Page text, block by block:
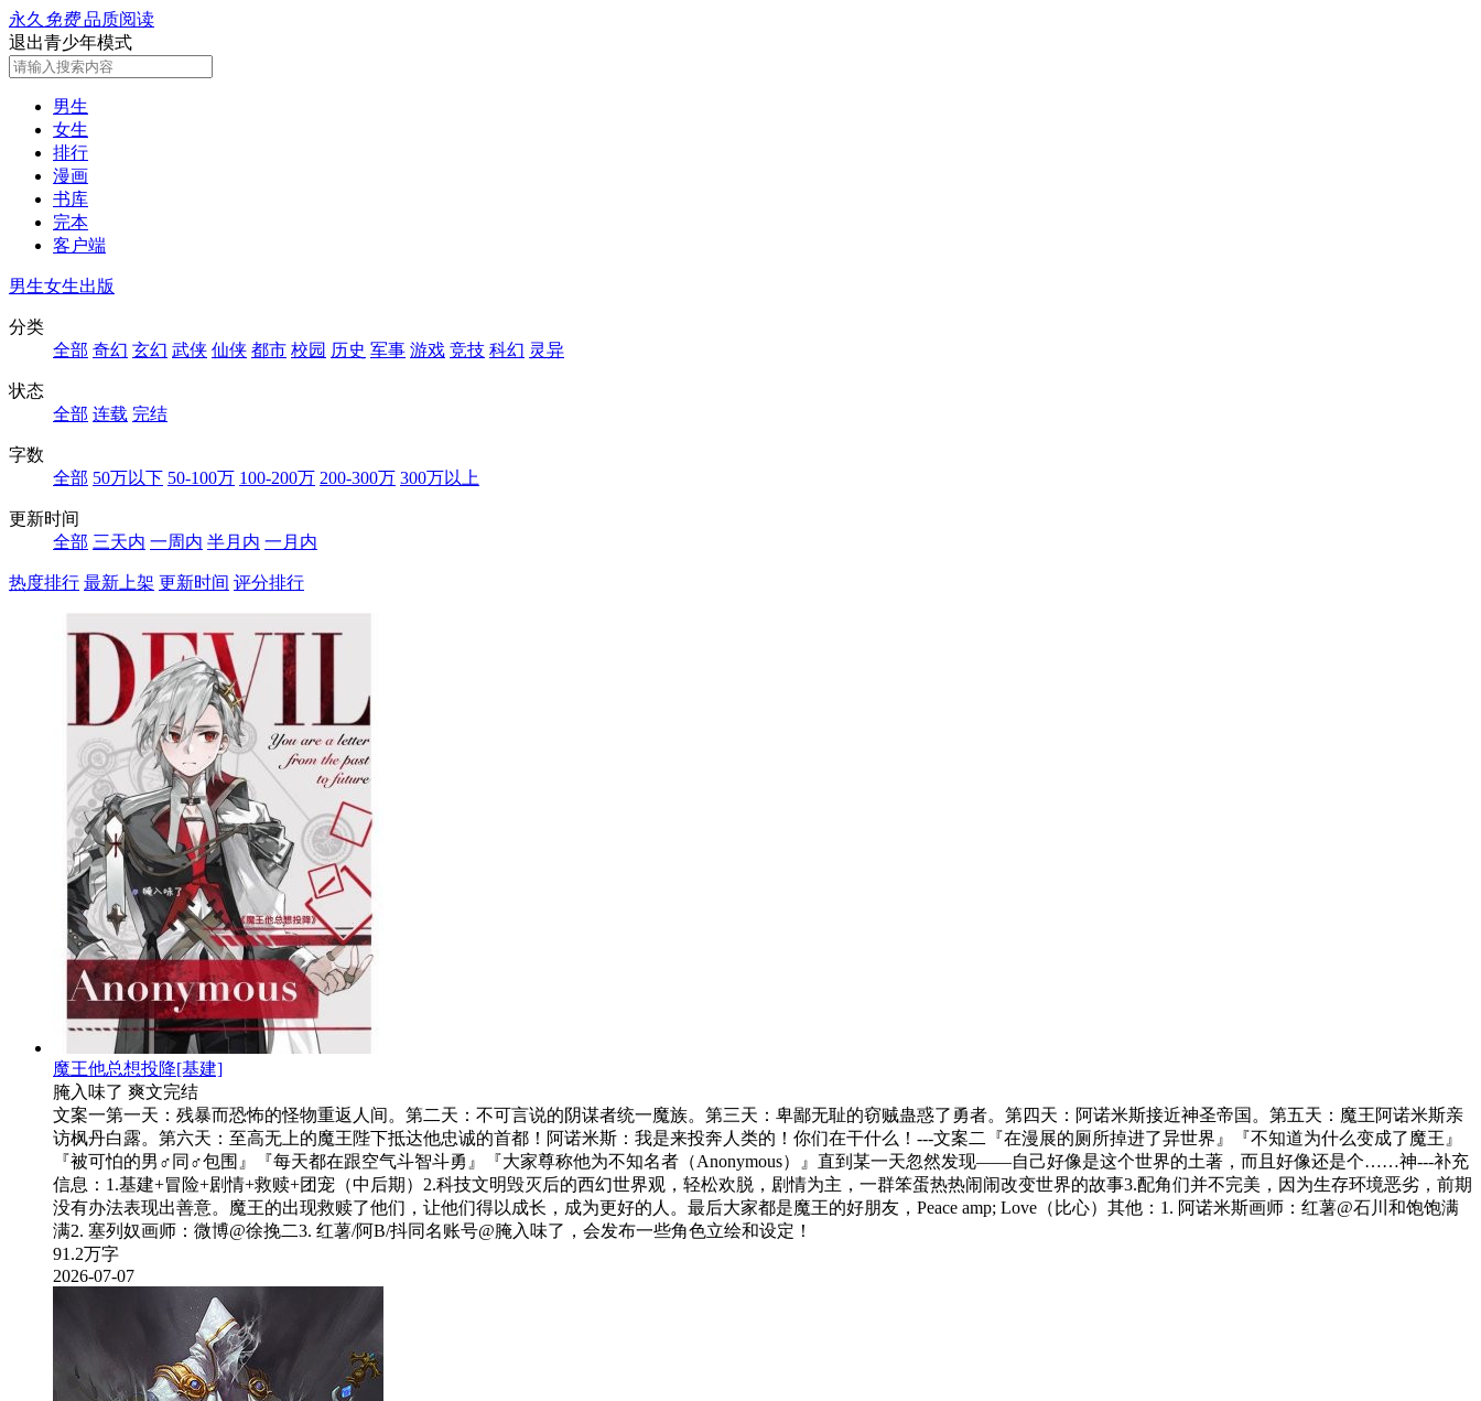
永久 免费品质阅读
退出青少年模式
男生
女生
排行
漫画
书库
完本
客户端
男生女生出版
分类
全部 奇幻 玄幻 武侠 仙侠 都市 校园 历史 军事 游戏 竞技 科幻 灵异
状态
全部 连载 完结
字数
全部 50万以下 50-100万 100-200万 200-300万 300万以上
更新时间
全部 三天内 一周内 半月内 一月内
热度排行 最新上架 更新时间 评分排行
魔王他总想投降[基建]
腌入味了 爽文完结
文案一第一天：残暴而恐怖的怪物重返人间。第二天：不可言说的阴谋者统一魔族。第三天：卑鄙无耻的窃贼蛊惑了勇者。第四天：阿诺米斯接近神圣帝国。第五天：魔王阿诺米斯亲
访枫丹白露。第六天：至高无上的魔王陛下抵达他忠诚的首都！阿诺米斯：我是来投奔人类的！你们在干什么！---文案二『在漫展的厕所掉进了异世界』『不知道为什么变成了魔王』
『被可怕的男♂同♂包围』『每天都在跟空气斗智斗勇』『大家尊称他为不知名者（Anonymous）』直到某一天忽然发现——自己好像是这个世界的土著，而且好像还是个……神---补充
信息：1.基建+冒险+剧情+救赎+团宠（中后期）2.科技文明毁灭后的西幻世界观，轻松欢脱，剧情为主，一群笨蛋热热闹闹改变世界的故事3.配角们并不完美，因为生存环境恶劣，前期
没有办法表现出善意。魔王的出现救赎了他们，让他们得以成长，成为更好的人。最后大家都是魔王的好朋友，Peace amp; Love（比心）其他：1. 阿诺米斯画师：红薯@石川和饱饱满
满2. 塞列奴画师：微博@徐挽二3. 红薯/阿B/抖同名账号@腌入味了，会发布一些角色立绘和设定！
91.2万字
2026-07-07